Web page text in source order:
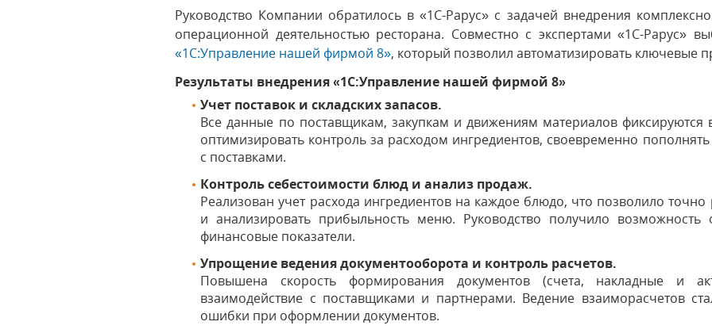
Руководство Компании обратилось в «1С-Рарус» с задачей внедрения
операционной деятельностью ресторана. Совместно с экспертами «1С-Рарус»
«1С:Управление нашей фирмой 8», который позволил автоматизировать ключевые
Результаты внедрения «1С:Управление нашей фирмой 8»
Учет поставок и складских запасов.
Все данные по поставщикам, закупкам и движениям материалов фиксируются
оптимизировать контроль за расходом ингредиентов, своевременно
с поставками.
Контроль себестоимости блюд и анализ продаж.
Реализован учет расхода ингредиентов на каждое блюдо, что позволило точно
и анализировать прибыльность меню. Руководство получило возможность
финансовые показатели.
Упрощение ведения документооборота и контроль расчетов.
Повышена скорость формирования документов (счета, накладные и
взаимодействие с поставщиками и партнерами. Ведение взаиморасчетов
ошибки при оформлении документов.